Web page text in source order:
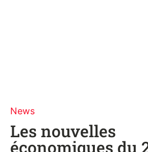
News
Les nouvelles
économiques du